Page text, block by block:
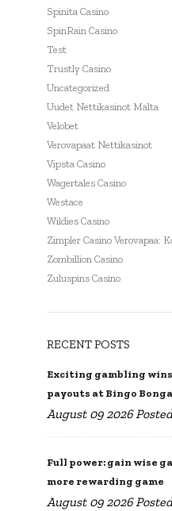
Spinita Casino
SpinRain Casino
Test
Trustly Casino
Uncategorized
Uudet Nettikasinot Malta
Velobet
Verovapaat Nettikasinot
Vipsta Casino
Wagertales Casino
Westace
Wildies Casino
Zimpler Casino Verovapaa:
Zombillion Casino
Zuluspins Casino
RECENT POSTS
Exciting gambling
payouts at Bingo
August 09 2026
Full power: gain wise
more rewarding game
August 09 2026